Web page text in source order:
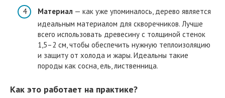
Материал — как уже упоминалось, дерево является
идеальным материалом для скворечников. Лучше
всего использовать древесину с толщиной стенок
1,5–2 см, чтобы обеспечить нужную теплоизоляцию
и защиту от холода и жары. Идеальны такие
породы как сосна, ель, лиственница.
Как это работает на практике?